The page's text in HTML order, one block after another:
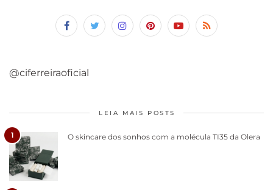
@ciferreiraoficial
LEIA MAIS POSTS
1 O skincare dos sonhos com a molécula TI35 da Olera